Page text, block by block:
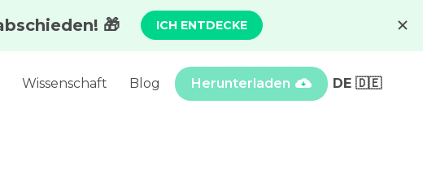
Wissenschaft Blog Herunterladen DE 🇩🇪